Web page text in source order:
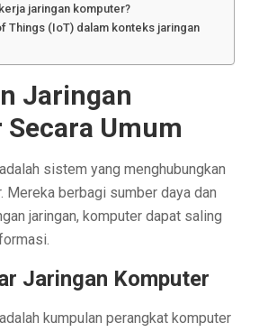
jaringan komputer?
Things (IoT) dalam konteks jaringan
Jaringan
Umum
sistem yang menghubungkan
Mereka berbagi sumber daya dan
jaringan, komputer dapat saling
Jaringan Komputer
kumpulan perangkat komputer